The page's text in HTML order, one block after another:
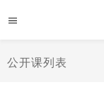
公开课列表